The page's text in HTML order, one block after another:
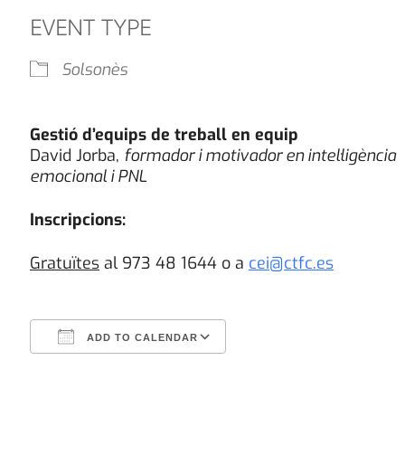
EVENT TYPE
Solsonès
Gestió d’equips de treball en equip
David Jorba, formador i motivador en intel·ligència
emocional i PNL
Inscripcions:
Gratuïtes al 973 48 1644 o a cei@ctfc.es
ADD TO CALENDAR